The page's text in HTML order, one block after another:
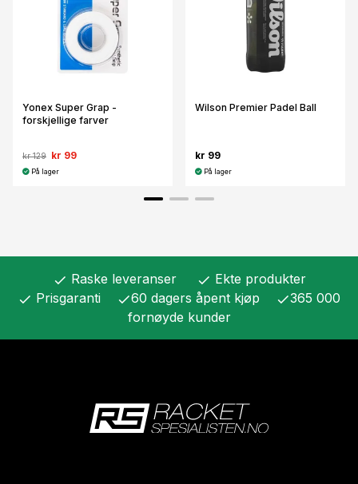
Yonex Super Grap -
forskjellige farver
kr 129 kr 99
På lager
Wilson Premier Padel Ball
kr 99
På lager
check Raske leveranser check Ekte produkter
check Prisgaranti check60 dagers åpent kjøp check365 000
fornøyde kunder